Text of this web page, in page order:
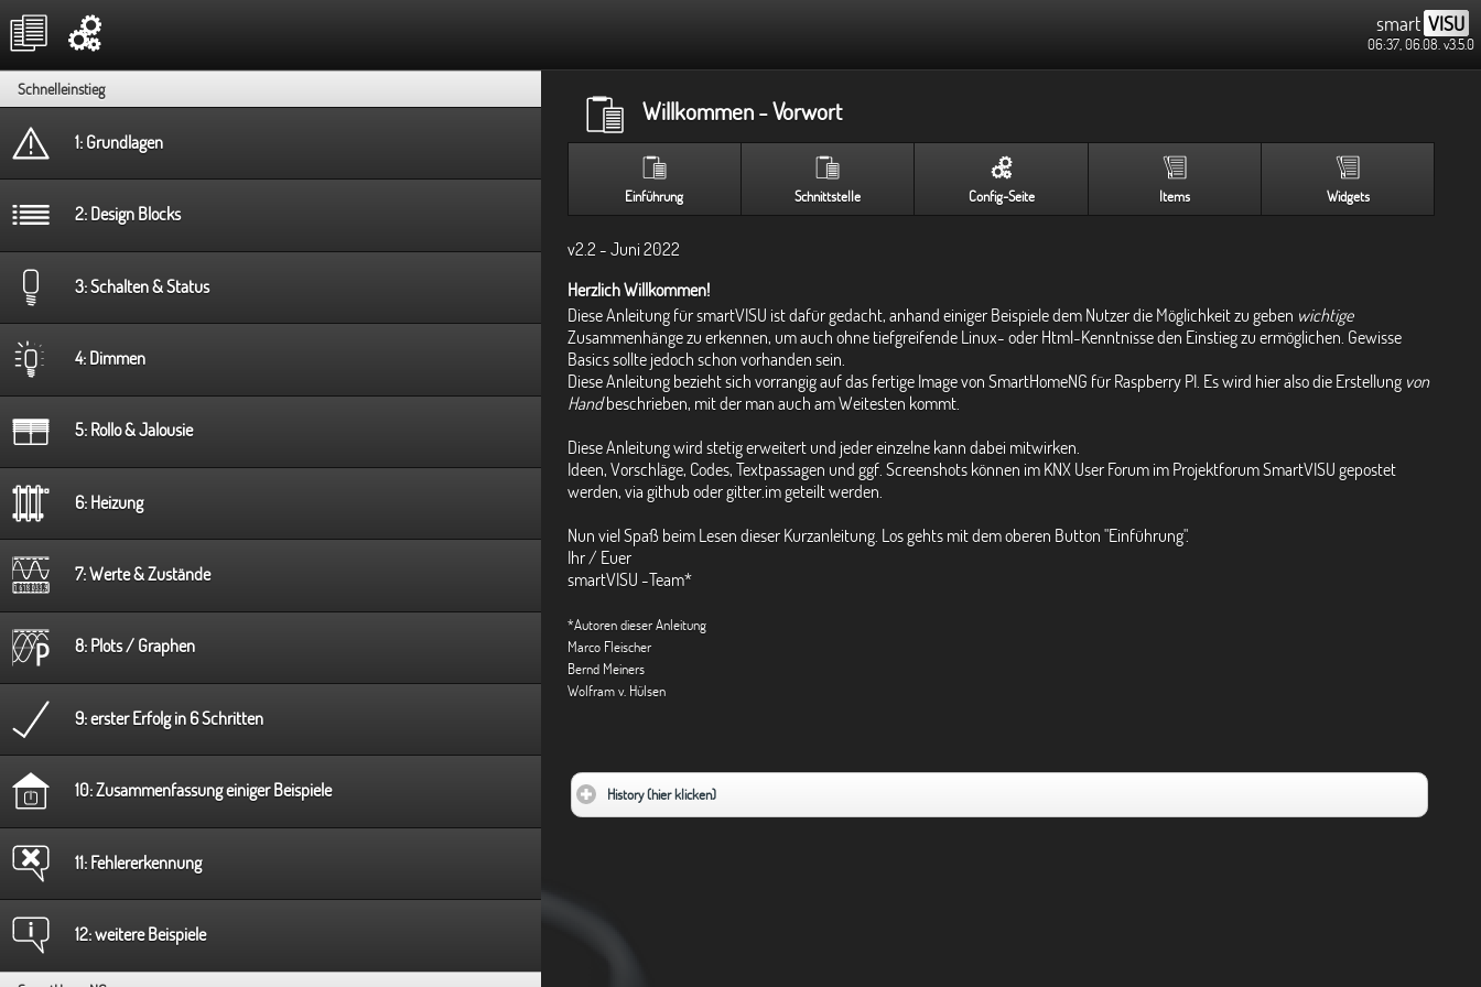
smart VISU
06:37, 06.08. v3.5.0
Willkommen - Vorwort
Einführung Schnittstelle Config-Seite Items Widgets
v2.2 - Juni 2022
Herzlich Willkommen!
Diese Anleitung für smartVISU ist dafür gedacht, anhand einiger Beispiele dem Nutzer die Möglichkeit zu geben wichtige
Zusammenhänge zu erkennen, um auch ohne tiefgreifende Linux- oder Html-Kenntnisse den Einstieg zu ermöglichen. Gewisse
Basics sollte jedoch schon vorhanden sein.
Diese Anleitung bezieht sich vorrangig auf das fertige Image von SmartHomeNG für Raspberry PI. Es wird hier also die Erstellung von
Handbeschrieben, mit der man auch am Weitesten kommt.
Diese Anleitung wird stetig erweitert und jeder einzelne kann dabei mitwirken.
Ideen, Vorschläge, Codes, Textpassagen und ggf. Screenshots können im KNX User Forum im Projektforum SmartVISU gepostet
werden, via github oder gitter.im geteilt werden.
Nun viel Spaß beim Lesen dieser Kurzanleitung. Los gehts mit dem oberen Button "Einführung".
Ihr / Euer
smartVISU -Team*
*Autoren dieser Anleitung
Marco Fleischer
Bernd Meiners
Wolfram v. Hülsen
History (hier klicken)
Schnelleinstieg
1: Grundlagen
2: Design Blocks
3: Schalten & Status
4: Dimmen
5: Rollo & Jalousie
6: Heizung
7: Werte & Zustände
8: Plots / Graphen
9: erster Erfolg in 6 Schritten
10: Zusammenfassung einiger Beispiele
11: Fehlererkennung
12: weitere Beispiele